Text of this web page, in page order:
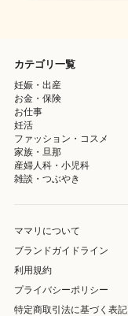
カテゴリ一覧
妊娠・出産
お金・保険
お仕事
妊活
ファッション・コスメ
家族・旦那
産婦人科・小児科
雑談・つぶやき
ママリについて
ブランドガイドライン
利用規約
プライバシーポリシー
特定商取引法に基づく表記